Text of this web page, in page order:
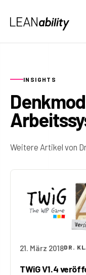
INSIGHTS
Weitere Artikel von
21. März 2018DR.
TWiG V1.4